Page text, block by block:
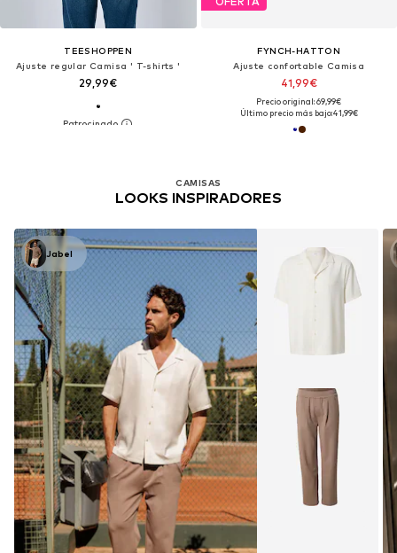
TEESHOPPEN
Ajuste regular Camisa ' T-shirts '
29,99€
FYNCH-HATTON
Ajuste confortable Camisa
41,99€
Precio original: 69,99€
Último precio más bajo:41,99€
CAMISAS
LOOKS INSPIRADORES
Jabel